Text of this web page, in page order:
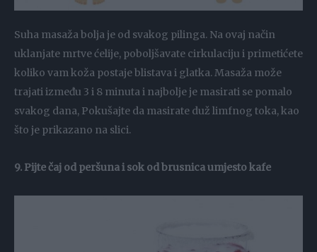
Suha masaža bolja je od svakog pilinga. Na ovaj način
uklanjate mrtve ćelije, poboljšavate cirkulaciju i primetićete
koliko vam koža postaje blistava i glatka. Masaža može
trajati između 3 i 8 minuta i najbolje je masirati se pomalo
svakog dana, Pokušajte da masirate duž limfnog toka, kao
što je prikazano na slici.
9. Pijte čaj od peršuna i sok od brusnica umjesto kafe